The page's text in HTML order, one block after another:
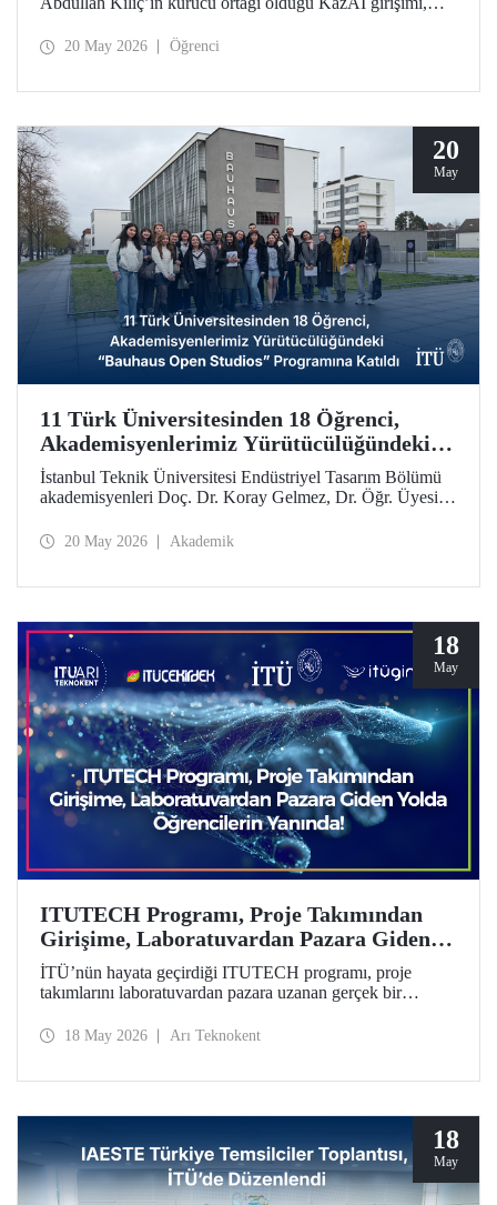
Potansiyeli Ödülü”nün sahibi oldu. Farklı disiplinlerden
20 May 2026 Öğrenci
20
May
11 Türk Üniversitesinden 18 Öğrenci,
Akademisyenlerimiz Yürütücülüğündeki
“Bauhaus Open Studios” Programına
Katıldı
İstanbul Teknik Üniversitesi Endüstriyel Tasarım Bölümü
akademisyenleri Doç. Dr. Koray Gelmez, Dr. Öğr. Üyesi
ve Stiftung Bauhaus Dessau iş birliğiyle geçen Eylül
20 May 2026 Akademik
18
May
ITUTECH Programı, Proje Takımından
Girişime, Laboratuvardan Pazara Giden
Yolda Öğrencilerin Yanında
İTÜ’nün hayata geçirdiği ITUTECH programı, proje
takımlarını laboratuvardan pazara uzanan gerçek bir
18 May 2026 Arı Teknokent
18
May